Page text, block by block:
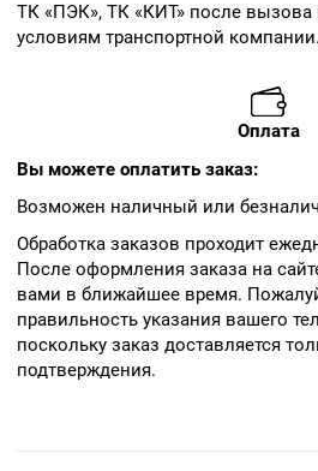
ТК «ПЭК», ТК «КИТ» после вызова
условиям транспортной компании.
Оплата
Вы можете оплатить заказ:
Возможен наличный или
Обработка заказов проходит
После оформления заказа на
вами в ближайшее время.
правильность указания вашего
поскольку заказ доставляется
подтверждения.